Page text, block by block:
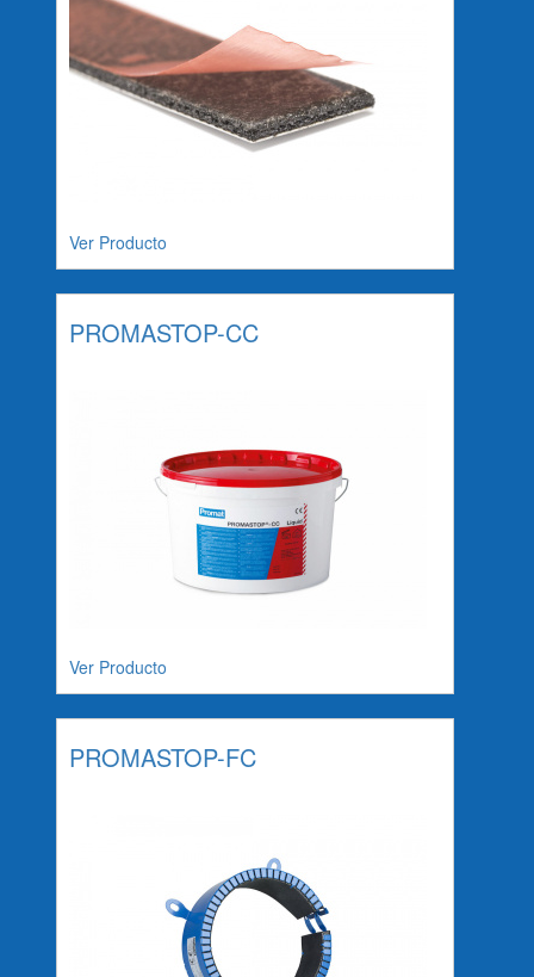
Ver Producto
PROMASTOP-CC
Ver Producto
PROMASTOP-FC